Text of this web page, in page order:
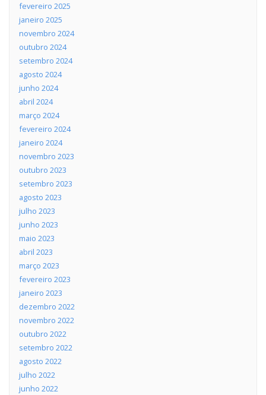
fevereiro 2025
janeiro 2025
novembro 2024
outubro 2024
setembro 2024
agosto 2024
junho 2024
abril 2024
março 2024
fevereiro 2024
janeiro 2024
novembro 2023
outubro 2023
setembro 2023
agosto 2023
julho 2023
junho 2023
maio 2023
abril 2023
março 2023
fevereiro 2023
janeiro 2023
dezembro 2022
novembro 2022
outubro 2022
setembro 2022
agosto 2022
julho 2022
junho 2022